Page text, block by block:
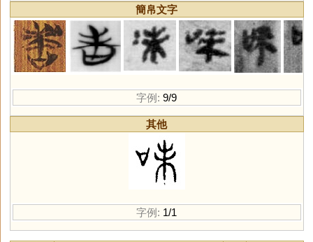
簡帛文字
字例: 9/9
其他
字例: 1/1